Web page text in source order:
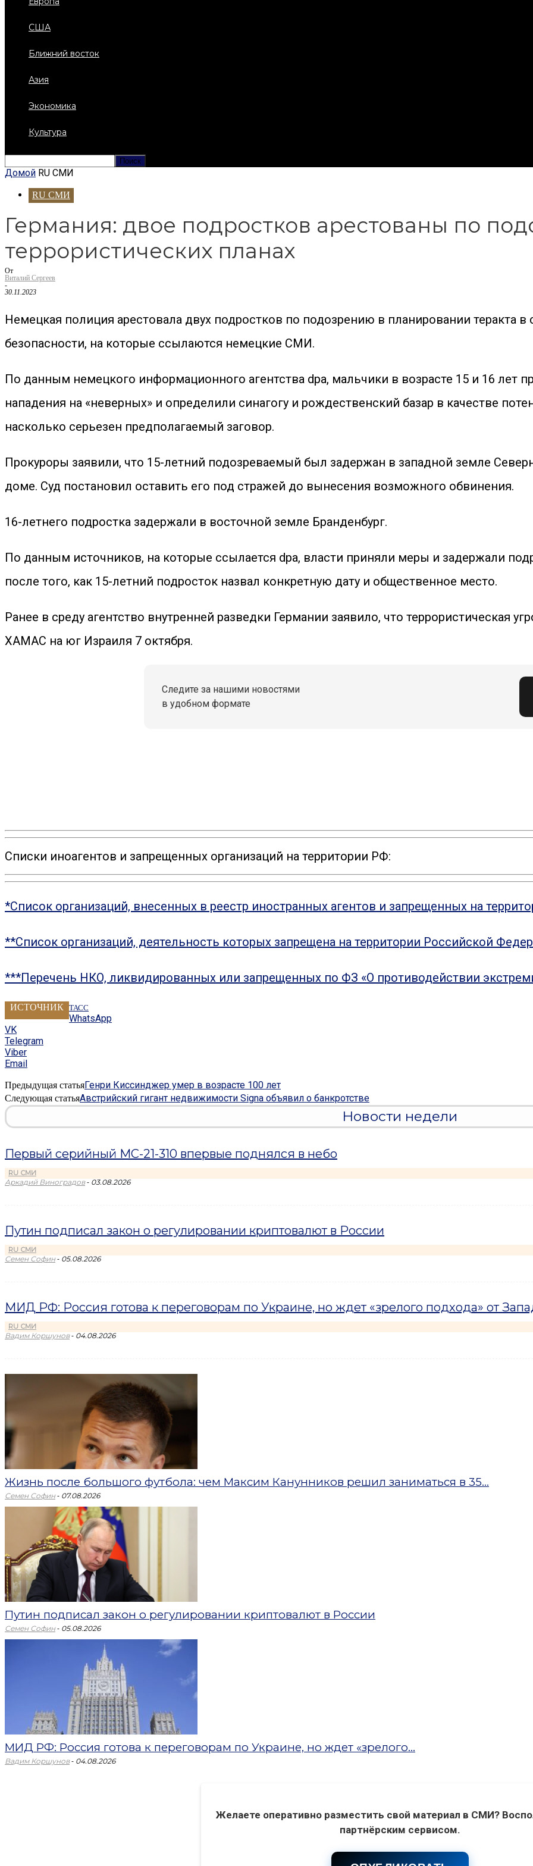
США
Ближний восток
Азия
Экономика
Культура
Домой RU СМИ
RU СМИ
Германия: двое подростков арестованы по
террористических планах
От
Виталий Сергеев
-
30.11.2023
Немецкая полиция арестовала двух подростков по подозрению в планировании теракта
безопасности, на которые ссылаются немецкие СМИ.
По данным немецкого информационного агентства dpa, мальчики в возрасте 15 и 16 лет
нападения на «неверных» и определили синагогу и рождественский базар в качестве
насколько серьезен предполагаемый заговор.
Прокуроры заявили, что 15-летний подозреваемый был задержан в западной земле
доме. Суд постановил оставить его под стражей до вынесения возможного обвинения.
16-летнего подростка задержали в восточной земле Бранденбург.
По данным источников, на которые ссылается dpa, власти приняли меры и задержали
после того, как 15-летний подросток назвал конкретную дату и общественное место.
Ранее в среду агентство внутренней разведки Германии заявило, что террористическая
ХАМАС на юг Израиля 7 октября.
Следите за нашими новостями
в удобном формате
Списки иноагентов и запрещенных организаций на территории РФ:
*Список организаций, внесенных в реестр иностранных агентов и запрещенных на
**Список организаций, деятельность которых запрещена на территории Российской
***Перечень НКО, ликвидированных или запрещенных по ФЗ «О противодействии
ИСТОЧНИК ТАСС
WhatsApp
VK
Telegram
Viber
Email
Предыдущая статьяГенри Киссинджер умер в возрасте 100 лет
Следующая статьяАвстрийский гигант недвижимости Signa объявил о банкротстве
Новости недели
Первый серийный МС-21-310 впервые поднялся в небо
RU СМИ
Аркадий Виноградов - 03.08.2026
Путин подписал закон о регулировании криптовалют в России
RU СМИ
Семен Софин - 05.08.2026
МИД РФ: Россия готова к переговорам по Украине, но ждет «зрелого подхода» от
RU СМИ
Вадим Коршунов - 04.08.2026
Жизнь после большого футбола: чем Максим Канунников решил заниматься в 35...
Семен Софин - 07.08.2026
Путин подписал закон о регулировании криптовалют в России
Семен Софин - 05.08.2026
МИД РФ: Россия готова к переговорам по Украине, но ждет «зрелого...
Вадим Коршунов - 04.08.2026
Желаете оперативно разместить свой материал в СМИ?
партнёрским сервисом.